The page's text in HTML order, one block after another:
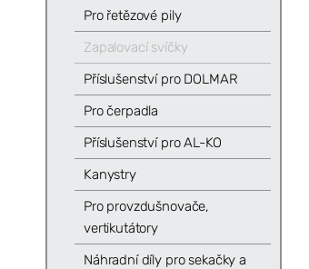
Pro řetězové pily
Zapalovací svíčky
Příslušenství pro DOLMAR
Pro čerpadla
Příslušenství pro AL-KO
Kanystry
Pro provzdušnovače,
vertikutátory
Náhradní díly pro sekačky a